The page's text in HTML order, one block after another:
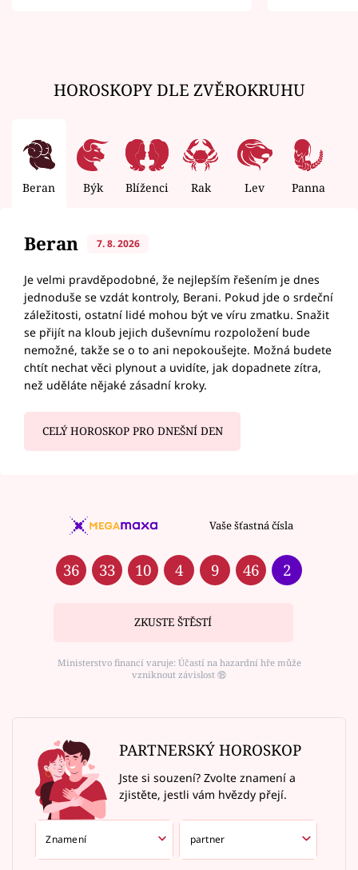
HOROSKOPY DLE ZVĚROKRUHU
Beran Býk Blíženci Rak Lev Panna
Beran 7. 8. 2026
Je velmi pravděpodobné, že nejlepším řešením je dnes
jednoduše se vzdát kontroly, Berani. Pokud jde o srdeční
záležitosti, ostatní lidé mohou být ve víru zmatku. Snažit
se přijít na kloub jejich duševnímu rozpoložení bude
nemožné, takže se o to ani nepokoušejte. Možná budete
chtít nechat věci plynout a uvidíte, jak dopadnete zítra,
než uděláte nějaké zásadní kroky.
CELÝ HOROSKOP PRO DNEŠNÍ DEN
Vaše šťastná čísla
36 33 10 4 9 46 2
ZKUSTE ŠTĚSTÍ
Ministerstvo financí varuje: Účastí na hazardní hře může
vzniknout závislost ⑱
PARTNERSKÝ HOROSKOP
Jste si souzení? Zvolte znamení a
zjistěte, jestli vám hvězdy přejí.